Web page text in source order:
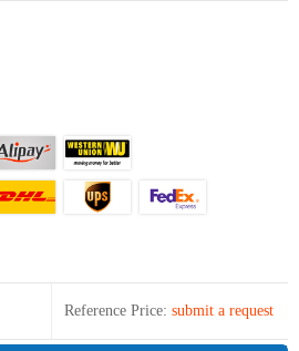
Reference Price: submit a request